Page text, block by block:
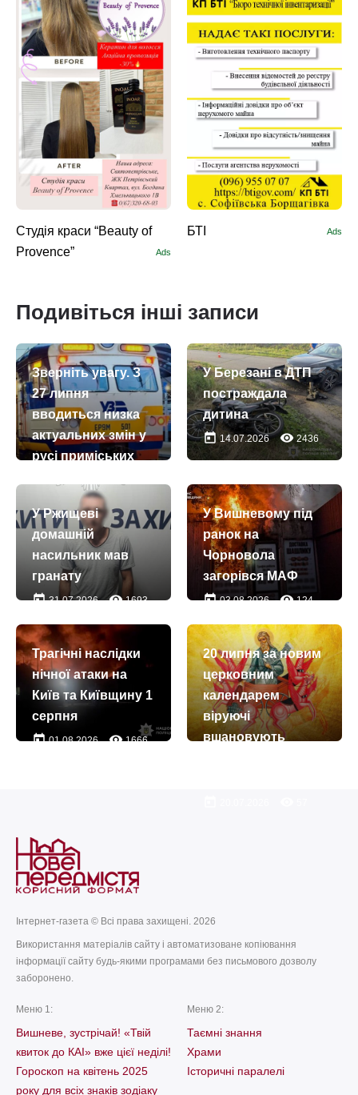
Студія краси “Beauty of
Provence”
Ads
БТІ Ads
Подивіться інші записи
Зверніть увагу. З
27 липня
вводиться низка
актуальних змін у
русі приміських
26.07.2026
У Березані в ДТП
постраждала
дитина
today14.07.2026 remove_red_eye2436
У Ржищеві
домашній
насильник мав
гранату
today31.07.2026 remove_red_eye1693
У Вишневому під
ранок на
Чорновола
загорівся МАФ
today03.08.2026 remove_red_eye124
Трагічні наслідки
нічної атаки на
Київ та Київщину 1
серпня
today01.08.2026 remove_red_eye1666
20 липня за новим
церковним
календарем
віруючі
вшановують
Інтернет-газета © Всі права захищені. 2026
Використання матеріалів сайту і автоматизоване копіювання
інформації сайту будь-якими програмами без письмового дозволу
заборонено.
Меню 1:
Вишневе, зустрічай! «Твій
квиток до КАІ» вже цієї неділі!
Гороскоп на квітень 2025
року для всіх знаків зодіаку
Меню 2:
Таємні знання
Храми
Історичні паралелі